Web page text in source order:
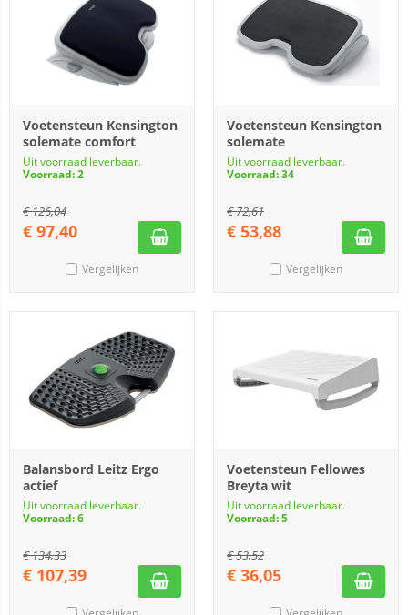
Voetensteun Kensington
solemate comfort
Uit voorraad leverbaar.
Voorraad: 2
€126,04
€ 97,40
Vergelijken
Voetensteun Kensington
solemate
Uit voorraad leverbaar.
Voorraad: 34
€72,61
€ 53,88
Vergelijken
Balansbord Leitz Ergo
actief
Uit voorraad leverbaar.
Voorraad: 6
€134,33
€ 107,39
Voetensteun Fellowes
Breyta wit
Uit voorraad leverbaar.
Voorraad: 5
€53,52
€ 36,05